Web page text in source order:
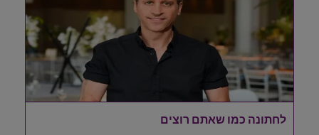
לחתונה כמו שאתם רוצים